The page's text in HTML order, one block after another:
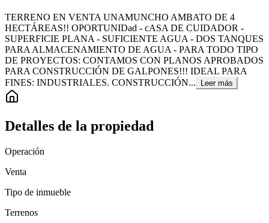
TERRENO EN VENTA UNAMUNCHO AMBATO DE 4
HECTÁREAS!! OPORTUNIDad - cASA DE CUIDADOR -
SUPERFICIE PLANA - SUFICIENTE AGUA - DOS TANQUES
PARA ALMACENAMIENTO DE AGUA - PARA TODO TIPO
DE PROYECTOS: CONTAMOS CON PLANOS APROBADOS
PARA CONSTRUCCIÓN DE GALPONES!!! IDEAL PARA
FINES: INDUSTRIALES. CONSTRUCCIÓN...
Leer más
Detalles de la propiedad
Operación
Venta
Tipo de inmueble
Terrenos